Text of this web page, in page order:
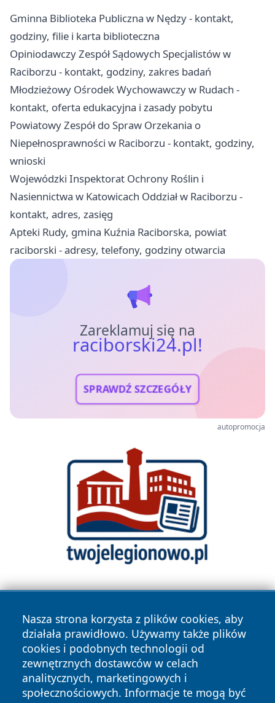
Gminna Biblioteka Publiczna w Nędzy - kontakt,
godziny, filie i karta biblioteczna
Opiniodawczy Zespół Sądowych Specjalistów w
Raciborzu - kontakt, godziny, zakres badań
Młodzieżowy Ośrodek Wychowawczy w Rudach -
kontakt, oferta edukacyjna i zasady pobytu
Powiatowy Zespół do Spraw Orzekania o
Niepełnosprawności w Raciborzu - kontakt, godziny,
wnioski
Wojewódzki Inspektorat Ochrony Roślin i
Nasiennictwa w Katowicach Oddział w Raciborzu -
kontakt, adres, zasięg
Apteki Rudy, gmina Kuźnia Raciborska, powiat
raciborski - adresy, telefony, godziny otwarcia
Zareklamuj się na
raciborski24.pl!
SPRAWDŹ SZCZEGÓŁY
autopromocja
Nasza strona korzysta z plików cookies, aby
działała prawidłowo. Używamy także plików
cookies i podobnych technologii od
zewnętrznych dostawców w celach
analitycznych, marketingowych i
społecznościowych. Informacje te mogą być
Copyright © 2026 raciborski24.pl Wszystkie prawa
zastrzeżone.